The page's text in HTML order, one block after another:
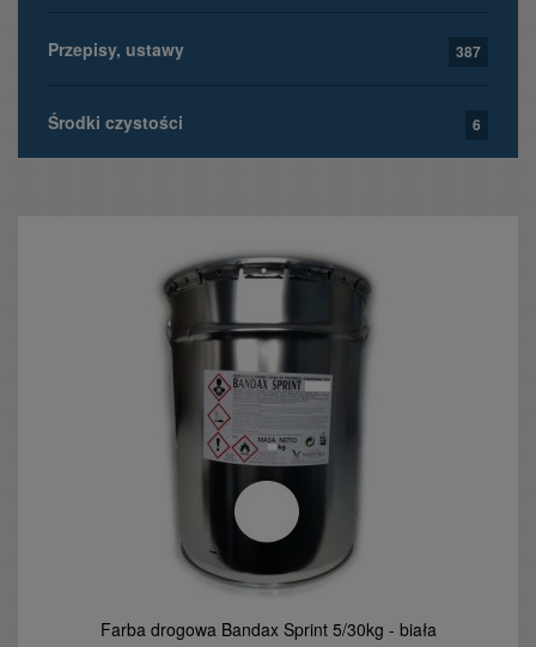
Przepisy, ustawy 387
Środki czystości 6
Farba drogowa Bandax Sprint 5/30kg - biała